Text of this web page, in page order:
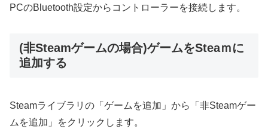
PCのBluetooth設定からコントローラーを接続します。
(非Steamゲームの場合)ゲームをSteaｍに
追加する
Steamライブラリの「ゲームを追加」から「非Steamゲー
ムを追加」をクリックします。